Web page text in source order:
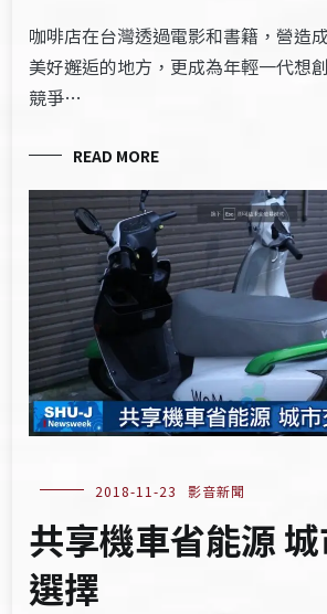
咖啡店在台灣透過電影和書籍，營造
美好邂逅的地方，更成為年輕一代想
競爭…
READ MORE
2018-11-23 影音新聞
共享機車省能源
選擇